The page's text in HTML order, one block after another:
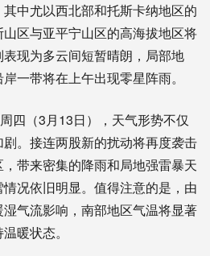
中尤以西北部和托斯卡纳地区的
区与亚平宁山区的高海拔地区将
现为多云间短暂晴朗，局部地
一带将在上午出现零星阵雨。
四（3月13日），天气形势不仅
。接连两股新的扰动将再度袭击
带来密集的降雨和局地强雷暴天
况依旧明显。值得注意的是，由
气流影响，南部地区气温将显著
暖状态。